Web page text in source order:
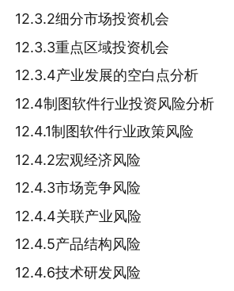
12.3.2细分市场投资机会
12.3.3重点区域投资机会
12.3.4产业发展的空白点分析
12.4制图软件行业投资风险分析
12.4.1制图软件行业政策风险
12.4.2宏观经济风险
12.4.3市场竞争风险
12.4.4关联产业风险
12.4.5产品结构风险
12.4.6技术研发风险